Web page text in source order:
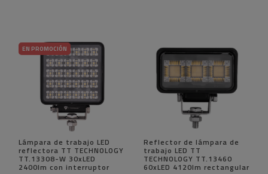
EN PROMOCIÓN
Lámpara de trabajo LED
reflectora TT TECHNOLOGY
TT.13308-W 30xLED
2400lm con interruptor
Reflector de lámpara de
trabajo LED TT
TECHNOLOGY TT.13460
60xLED 4120lm rectangular